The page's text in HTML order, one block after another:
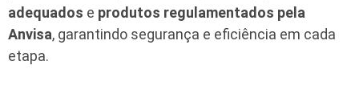
adequados e produtos regulamentados pela
Anvisa, garantindo segurança e eficiência em cada
etapa.